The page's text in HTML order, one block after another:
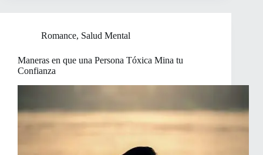
Romance, Salud Mental
Maneras en que una Persona Tóxica Mina tu
Confianza